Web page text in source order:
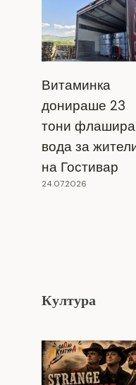
Витаминка
донираше 23
тони
вода за
на Гостивар
24.07.2026
Култура